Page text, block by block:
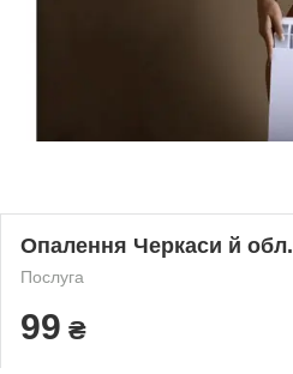
Опалення Черкаси й обл.
Послуга
99 ₴